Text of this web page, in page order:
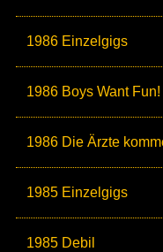
1986 Einzelgigs
1986 Boys Want Fun!
1986 Die Ärzte
1985 Einzelgigs
1985 Debil